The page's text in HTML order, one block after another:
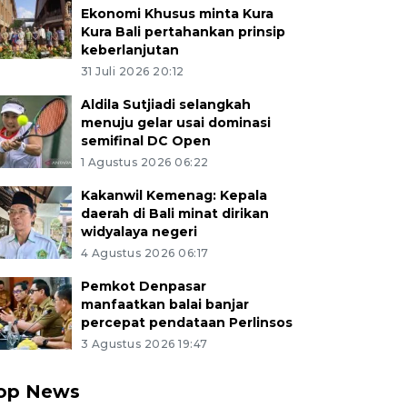
Ekonomi Khusus minta Kura
Kura Bali pertahankan prinsip
keberlanjutan
31 Juli 2026 20:12
Aldila Sutjiadi selangkah
menuju gelar usai dominasi
semifinal DC Open
1 Agustus 2026 06:22
Kakanwil Kemenag: Kepala
daerah di Bali minat dirikan
widyalaya negeri
4 Agustus 2026 06:17
Pemkot Denpasar
manfaatkan balai banjar
percepat pendataan Perlinsos
3 Agustus 2026 19:47
News